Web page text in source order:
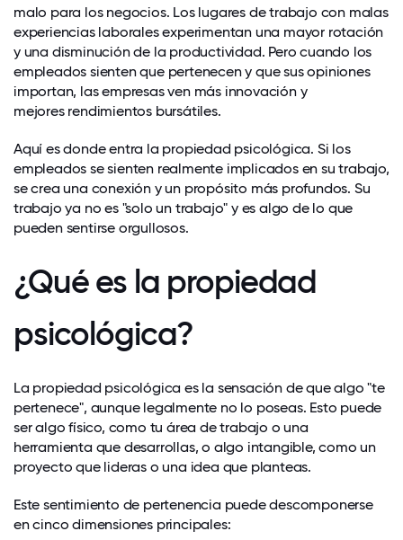
malo para los negocios. Los lugares de trabajo con malas
experiencias laborales experimentan una mayor rotación
y una disminución de la productividad. Pero cuando los
empleados sienten que pertenecen y que sus opiniones
importan, las empresas ven más innovación y
mejores rendimientos bursátiles.
Aquí es donde entra la propiedad psicológica. Si los
empleados se sienten realmente implicados en su trabajo,
se crea una conexión y un propósito más profundos. Su
trabajo ya no es "solo un trabajo" y es algo de lo que
pueden sentirse orgullosos.
¿Qué es la propiedad
psicológica?
La propiedad psicológica es la sensación de que algo "te
pertenece", aunque legalmente no lo poseas. Esto puede
ser algo físico, como tu área de trabajo o una
herramienta que desarrollas, o algo intangible, como un
proyecto que lideras o una idea que planteas.
Este sentimiento de pertenencia puede descomponerse
en cinco dimensiones principales: